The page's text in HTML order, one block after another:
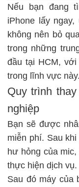
Nếu bạn đang
iPhone lấy
không nên bỏ
trong những
đầu tại HCM,
trong lĩnh vực này.
Quy trình
nghiệp
Bạn sẽ được
miễn phí. Sau
hư hỏng của
thực hiện dịch vụ.
Sau đó máy của